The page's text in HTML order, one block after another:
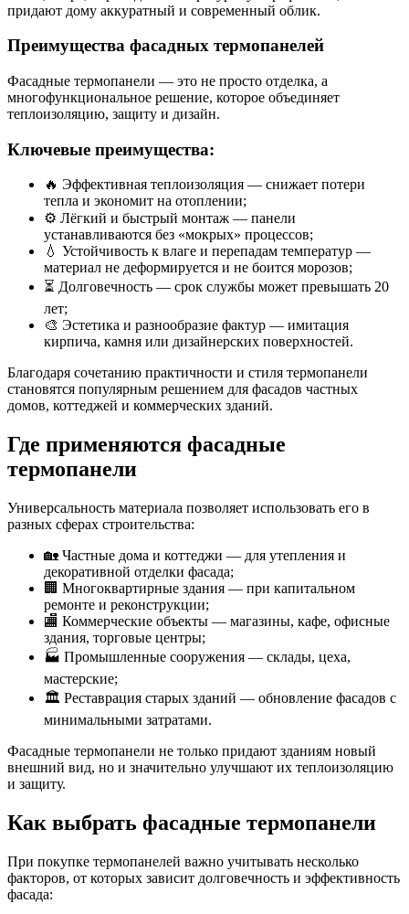
придают дому аккуратный и современный облик.
Преимущества фасадных термопанелей
Фасадные термопанели — это не просто отделка, а
многофункциональное решение, которое объединяет
теплоизоляцию, защиту и дизайн.
Ключевые преимущества:
🔥 Эффективная теплоизоляция — снижает потери
тепла и экономит на отоплении;
⚙️ Лёгкий и быстрый монтаж — панели
устанавливаются без «мокрых» процессов;
💧 Устойчивость к влаге и перепадам температур —
материал не деформируется и не боится морозов;
⏳ Долговечность — срок службы может превышать 20
лет;
🎨 Эстетика и разнообразие фактур — имитация
кирпича, камня или дизайнерских поверхностей.
Благодаря сочетанию практичности и стиля термопанели
становятся популярным решением для фасадов частных
домов, коттеджей и коммерческих зданий.
Где применяются фасадные
термопанели
Универсальность материала позволяет использовать его в
разных сферах строительства:
🏡 Частные дома и коттеджи — для утепления и
декоративной отделки фасада;
🏢 Многоквартирные здания — при капитальном
ремонте и реконструкции;
🏬 Коммерческие объекты — магазины, кафе, офисные
здания, торговые центры;
🏭 Промышленные сооружения — склады, цеха,
мастерские;
🏛 Реставрация старых зданий — обновление фасадов с
минимальными затратами.
Фасадные термопанели не только придают зданиям новый
внешний вид, но и значительно улучшают их теплоизоляцию
и защиту.
Как выбрать фасадные термопанели
При покупке термопанелей важно учитывать несколько
факторов, от которых зависит долговечность и эффективность
фасада: